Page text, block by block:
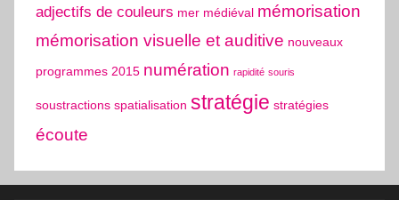
adjectifs de couleurs mer médiéval mémorisation
mémorisation visuelle et auditive nouveaux
programmes 2015 numération rapidité souris
soustractions spatialisation stratégie stratégies
écoute